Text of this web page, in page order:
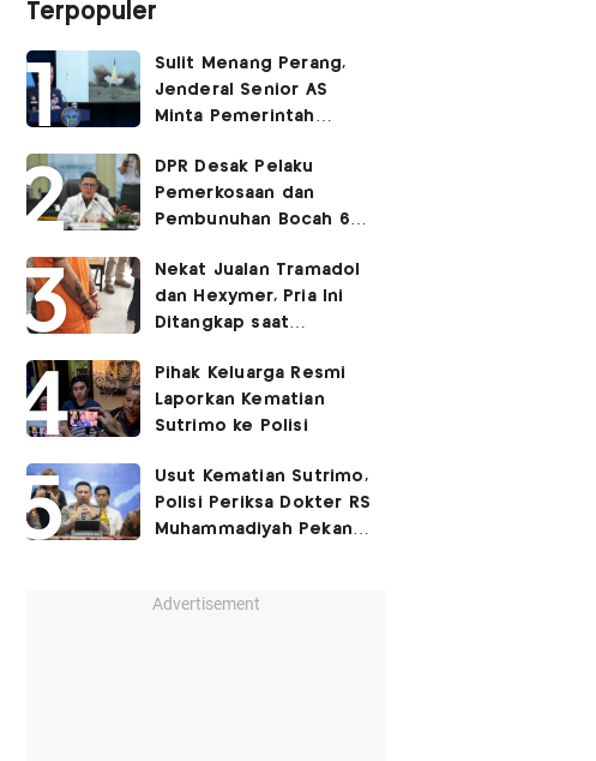
Terpopuler
Sulit Menang Perang,
Jenderal Senior AS
Minta Pemerintah
Lawan Iran
DPR Desak Pelaku
Pemerkosaan dan
Pembunuhan Bocah 6
Dihukum Seumur Hidup
Nekat Jualan Tramadol
dan Hexymer, Pria Ini
Ditangkap saat
Pihak Keluarga Resmi
Laporkan Kematian
Sutrimo ke Polisi
Usut Kematian Sutrimo,
Polisi Periksa Dokter RS
Muhammadiyah Pekan
Advertisement